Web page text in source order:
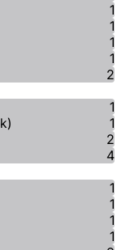
1
1
1
1
2
1
1
2
4
1
1
1
1